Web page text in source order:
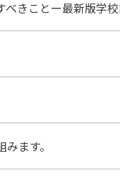
きことー最新版学校
ます。